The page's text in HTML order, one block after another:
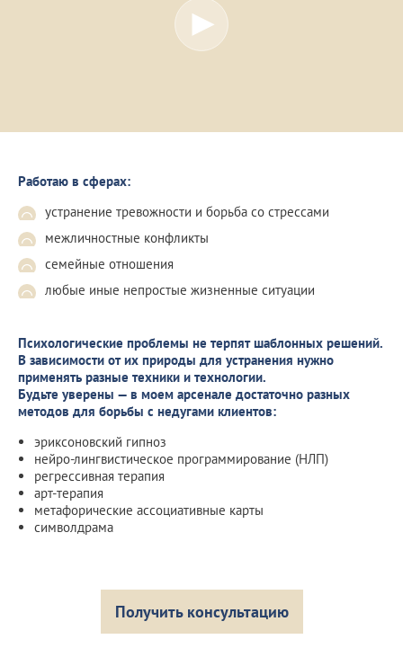
Работаю в сферах:
устранение тревожности и борьба со стрессами
межличностные конфликты
семейные отношения
любые иные непростые жизненные ситуации
Психологические проблемы не терпят шаблонных решений.
В зависимости от их природы для устранения нужно
применять разные техники и технологии.
Будьте уверены — в моем арсенале достаточно разных
методов для борьбы с недугами клиентов:
эриксоновский гипноз
нейро-лингвистическое программирование (НЛП)
регрессивная терапия
арт-терапия
метафорические ассоциативные карты
символдрама
Получить консультацию